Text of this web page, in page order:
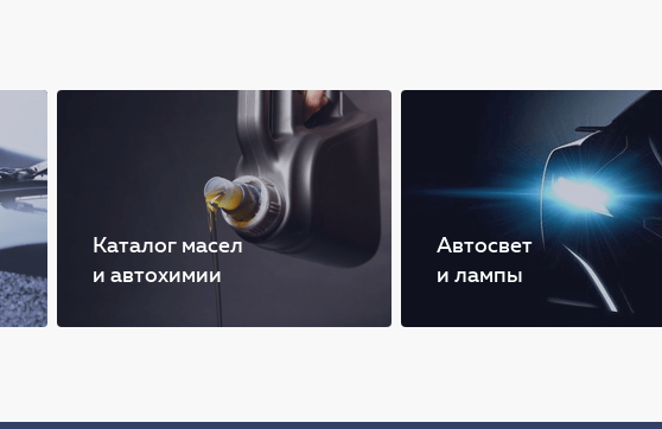
Каталог масел
и автохимии
Автосвет
и лампы